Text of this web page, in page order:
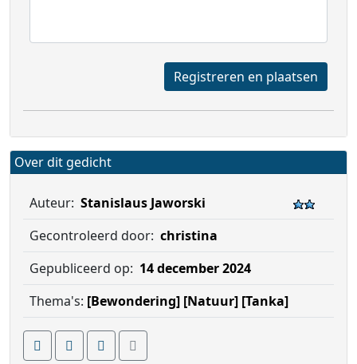
Registreren en plaatsen
Over dit gedicht
Auteur: Stanislaus Jaworski
Gecontroleerd door: christina
Gepubliceerd op: 14 december 2024
Thema's: [Bewondering] [Natuur] [Tanka]